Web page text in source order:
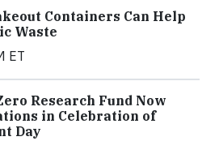
Containers Can Help
Waste
ET
Research Fund Now
in Celebration of
Day